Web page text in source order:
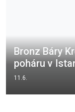
Bronz Báry
poháru v
11.6.